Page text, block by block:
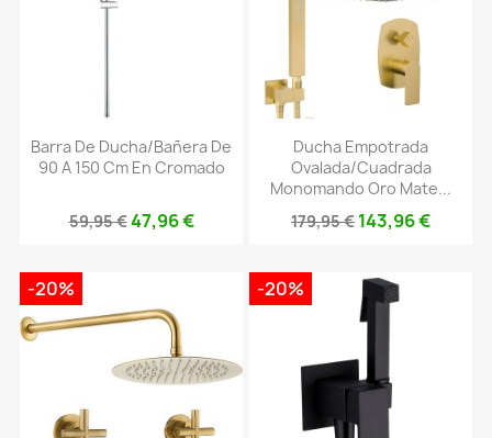
Barra De Ducha/bañera De
90 A 150 Cm En Cromado
59,95 €47,96 €
Ducha Empotrada
Ovalada/cuadrada
Monomando Oro Mate...
179,95 € 143,96 €
-20% -20%